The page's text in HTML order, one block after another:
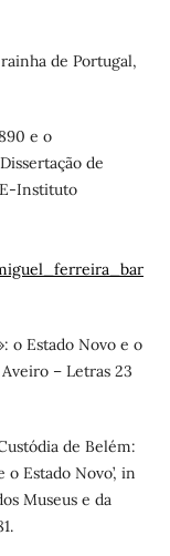
de Portugal,
e o
de
Instituto
o Estado Novo e o
– Letras 23
de Belém:
Estado Novo’, in
Museus e da